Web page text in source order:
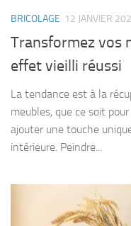
BRICOLAGE 12 JANVIER
Transformez vos
effet vieilli réussi
La tendance est à la
meubles, que ce soit
ajouter une touche
intérieure. Peindre...